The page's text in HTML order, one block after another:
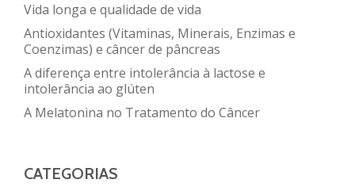
Vida longa e qualidade de vida
Antioxidantes (Vitaminas, Minerais, Enzimas e
Coenzimas) e câncer de pâncreas
A diferença entre intolerância à lactose e
intolerância ao glúten
A Melatonina no Tratamento do Câncer
CATEGORIAS